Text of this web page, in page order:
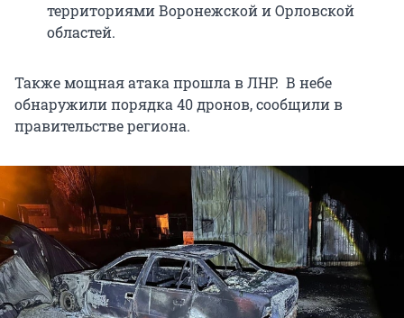
территориями Воронежской и Орловской
областей.
Также мощная атака прошла в ЛНР. В небе
обнаружили порядка 40 дронов, сообщили в
правительстве региона.